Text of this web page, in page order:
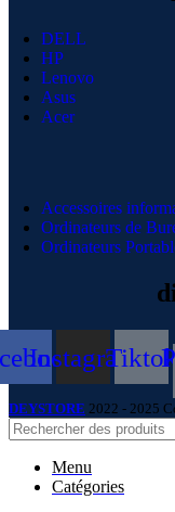
DELL
HP
Lenovo
Asus
Acer
Accessoires
Ordinateurs de
Ordinateurs
Instagram
DEYSTORE 2022 - 2025
Menu
Catégories